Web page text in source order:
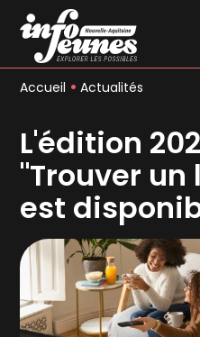
Accueil Actualités
L'édition
"Trouver
est